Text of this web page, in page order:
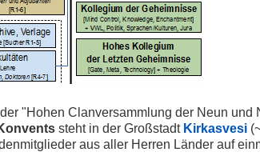
"Hohen Clanversammlung der Neun und
steht in der Großstadt Kirkasvesi
aus aller Herren Länder auf